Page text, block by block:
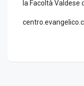
la Facoltà Valdese